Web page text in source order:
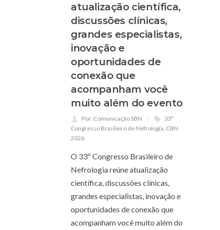
atualização científica,
discussões clínicas,
grandes especialistas,
inovação e
oportunidades de
conexão que
acompanham você
muito além do evento
Por: Comunicação SBN
33º
Congresso Brasileiro de Nefrologia CBN
2026
O 33º Congresso Brasileiro de
Nefrologia reúne atualização
científica, discussões clínicas,
grandes especialistas, inovação e
oportunidades de conexão que
acompanham você muito além do